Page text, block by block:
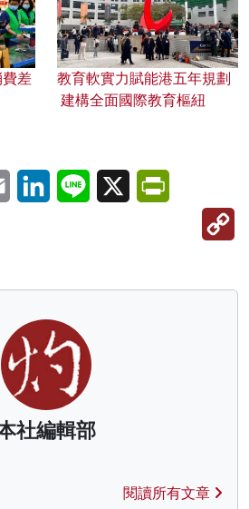
差
教育軟實力賦能港五年規劃
建構全面國際教育樞紐
Email LinkedInLine X
社編輯部
閱讀所有文章